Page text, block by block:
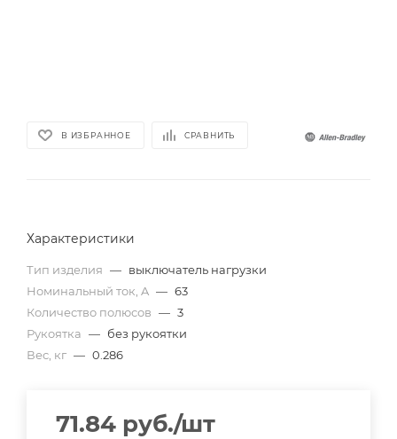
В ИЗБРАННОЕ СРАВНИТЬ
Характеристики
Тип изделия — выключатель нагрузки
Номинальный ток, A — 63
Количество полюсов — 3
Рукоятка — без рукоятки
Вес, кг — 0.286
71.84 руб./шт